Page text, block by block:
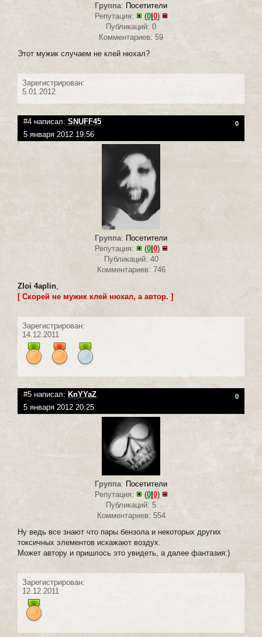
Группа: Посетители
Репутация:
(0| 0)
Публикаций: 0
Комментариев: 59
Этот мужик случаем не клей нюхал?
Зарегистрирован:
5.01.2012
#4 написал: SNUFF45 0
5 января 2012 19:56
Группа: Посетители
Репутация:
(0| 0)
Публикаций: 40
Комментариев: 746
Zloi 4aplin
[ Скорей не мужик клей нюхал, а автор. ]
Зарегистрирован:
14.12.2011
#5 написал: KnYYaZ 0
5 января 2012 20:25
Группа: Посетители
Репутация:
(0| 0)
Публикаций: 5
Комментариев: 554
Ну ведь все знают что пары бензола и некоторых других
токсичных элементов искажают воздух.
Может автору и пришлось это увидеть, а далее фантазия:)
Зарегистрирован:
12.12.2011